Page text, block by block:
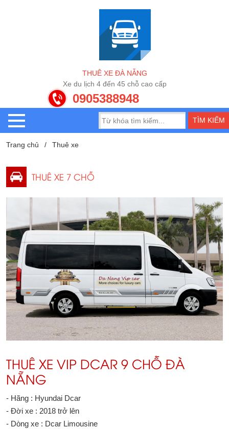
THUÊ XE ĐÀ NẴNG
Xe du lịch 4 đến 45 chỗ cao cấp
0905388948
Trang chủ Thuê xe
THUÊ XE 7 CHỖ
THUÊ XE VIP DCAR 9 CHỖ ĐÀ
NẴNG
- Hãng : Hyundai Dcar
- Đời xe : 2018 trở lên
- Dòng xe : Dcar Limousine